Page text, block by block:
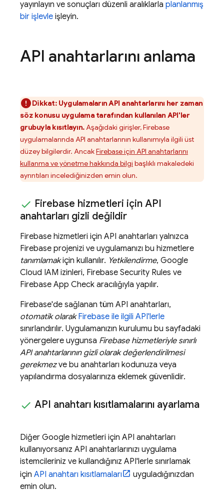
yayınlayın ve sonuçları düzenli aralıklarla planlanmış
bir işlevle işleyin.
API anahtarlarını anlama
Dikkat: Uygulamaların API anahtarlarını her zaman
söz konusu uygulama tarafından kullanılan API'ler
grubuyla kısıtlayın.Aşağıdaki girişler, Firebase
uygulamalarında API anahtarlarının kullanımıyla ilgili üst
düzey bilgilerdir. AncakFirebase için API anahtarlarını
kullanma ve yönetme hakkında bilgi başlıklı makaledeki
ayrıntıları incelediğinizden emin olun.
Firebase hizmetleri için API
anahtarları gizli değildir
Firebase hizmetleri için API anahtarları yalnızca
Firebase projenizi ve uygulamanızı bu hizmetlere
tanımlamakiçin kullanılır. Yetkilendirme, Google
Cloud IAM izinleri, Firebase Security Rules ve
Firebase App Check aracılığıyla yapılır.
Firebase'de sağlanan tüm API anahtarları,
otomatik olarak Firebase ile ilgili API'lerle
sınırlandırılır. Uygulamanızın kurulumu bu sayfadaki
yönergelere uygunsa Firebase hizmetleriyle sınırlı
API anahtarlarının gizliolarak değerlendirilmesi
gerekmezve bu anahtarları kodunuza veya
yapılandırma dosyalarınıza eklemek güvenlidir.
API anahtarı kısıtlamalarını ayarlama
Diğer Google hizmetleri için API anahtarları
kullanıyorsanız API anahtarlarınızı uygulama
istemcileriniz ve kullandığınız API'lerle sınırlamak
için API anahtarı kısıtlamaları
uyguladığınızdan
emin olun.